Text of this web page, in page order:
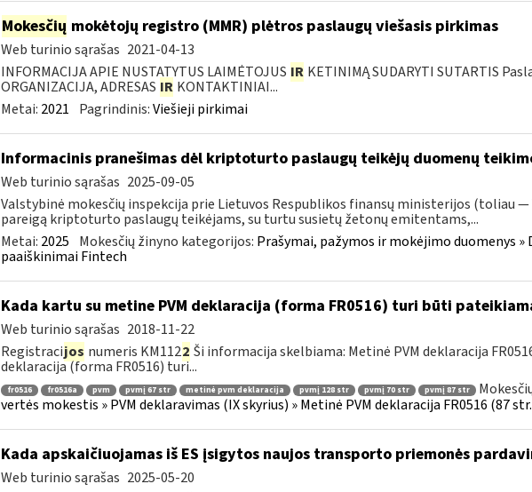
Mokesčių mokėtojų registro (MMR) plėtros paslaugų viešasis pirkimas
Web turinio sąrašas 2021-04-13
INFORMACIJA APIE NUSTATYTUS LAIMĖTOJUS IR KETINIMĄ SUDARYTI SUTARTIS
ORGANIZACIJA, ADRESAS IR KONTAKTINIAI...
Metai: 2021 Pagrindinis:Viešieji pirkimai
Informacinis pranešimas dėl kriptoturto paslaugų teikėjų duomenų
Web turinio sąrašas 2025-09-05
Valstybinė mokesčių inspekcija prie Lietuvos Respublikos finansų ministerijos (toliau —
pareigą kriptoturto paslaugų teikėjams, su turtu susietų žetonų emitentams,...
Metai: 2025 Mokesčių žinyno kategorijos: Prašymai, pažymos ir mokėjimo duomenys »
paaiškinimai Fintech
Kada kartu su metine PVM deklaracija (forma FR0516) turi būti
Web turinio sąrašas 2018-11-22
Registracijos numeris KM1122 Ši informacija skelbiama: Metinė PVM deklaracija
deklaracija (forma FR0516) turi...
fr0516 fr0516a pvm pvmį 67 str metinė pvm deklaracija pvmį 128 str pvmį 70 str pvmį 87 str
vertės mokestis » PVM deklaravimas (IX skyrius) » Metinė PVM deklaracija FR0516 (87
Kada apskaičiuojamas iš ES įsigytos naujos transporto priemonės
Web turinio sąrašas 2025-05-20